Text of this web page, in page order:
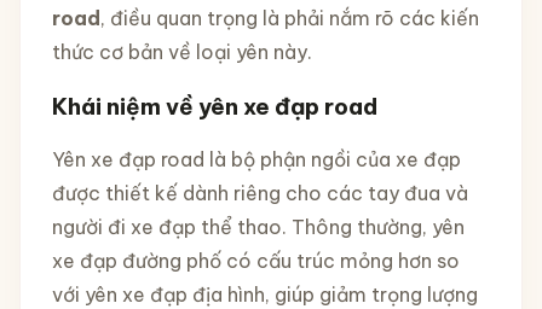
road, điều quan trọng là phải nắm rõ các kiến
thức cơ bản về loại yên này.
Khái niệm về yên xe đạp road
Yên xe đạp road là bộ phận ngồi của xe đạp
được thiết kế dành riêng cho các tay đua và
người đi xe đạp thể thao. Thông thường, yên
xe đạp đường phố có cấu trúc mỏng hơn so
với yên xe đạp địa hình, giúp giảm trọng lượng